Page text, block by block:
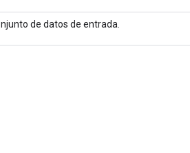
de datos de entrada.